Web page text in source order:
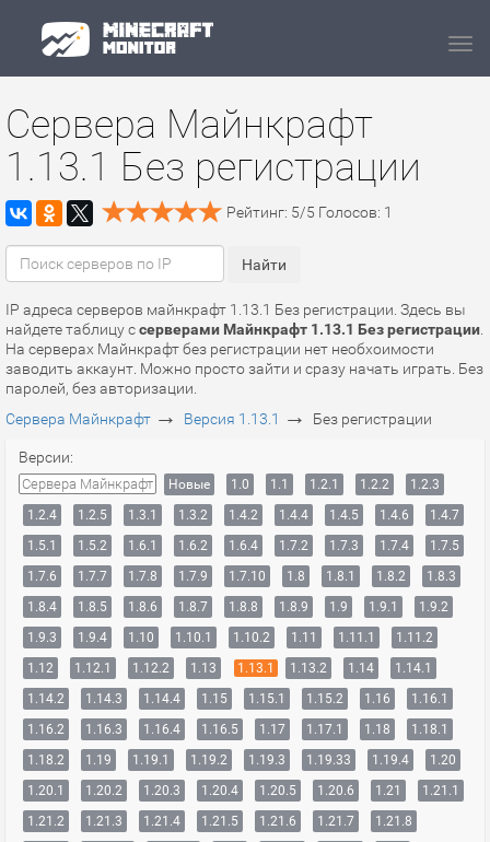
Сервера Майнкрафт
1.13.1 Без регистрации
Рейтинг: 5/5 Голосов: 1
IP адреса серверов майнкрафт 1.13.1 Без регистрации. Здесь вы
найдете таблицу ссерверами Майнкрафт 1.13.1 Без регистрации
На серверах Майнкрафт без регистрации нет необхоимости
заводить аккаунт. Можно просто зайти и сразу начать играть. Без
паролей, без авторизации.
Сервера Майнкрафт → Версия 1.13.1 → Без регистрации
Версии:
Сервера Майнкрафт Новые 1.0 1.1 1.2.1 1.2.2
1.2.3
1.2.4
1.2.5 1.3.1 1.3.2 1.4.2 1.4.4 1.4.5 1.4.6
1.4.7
1.5.1
1.5.2 1.6.1 1.6.2 1.6.4 1.7.2 1.7.3 1.7.4
1.7.5
1.7.6
1.7.7 1.7.8 1.7.9 1.7.10 1.8 1.8.1 1.8.2
1.8.3
1.8.4
1.8.5 1.8.6 1.8.7 1.8.8 1.8.9 1.9 1.9.1
1.9.2
1.9.3
1.9.4 1.10 1.10.1 1.10.2 1.11 1.11.1
1.11.2
1.12
1.12.1 1.12.2 1.13 1.13.1 1.13.2 1.14
1.14.1
1.14.2
1.14.3 1.14.4 1.15 1.15.1 1.15.2 1.16
1.16.1
1.16.2
1.16.3 1.16.4 1.16.5 1.17 1.17.1 1.18
1.18.1
1.18.2
1.19 1.19.1 1.19.2 1.19.3 1.19.33 1.19.4
1.20
1.20.1
1.20.2 1.20.3 1.20.4 1.20.5 1.20.6 1.21
1.21.1
1.21.2
1.21.3 1.21.4 1.21.5 1.21.6 1.21.7
1.21.8